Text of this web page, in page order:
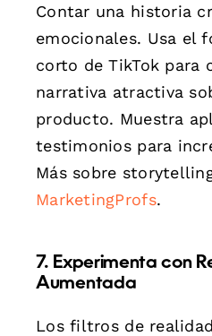
Contar una historia
emocionales. Usa el
corto de TikTok para
narrativa atractiva
producto. Muestra
testimonios para
Más sobre
MarketingProfs.
7. Experimenta con
Aumentada
Los filtros de